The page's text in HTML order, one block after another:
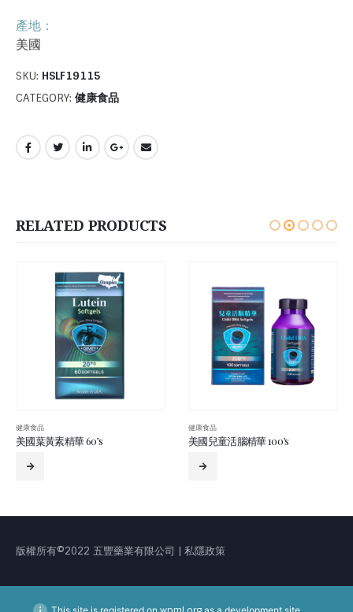
產地：
美國
SKU: HSLF19115
CATEGORY: 健康食品
RELATED PRODUCTS
健康食品
美國兒童活腦精華 100’s
健康食品
籮鈣全 100’s
版權所有©2022 五豐藥業有限公司 | 私隱政策